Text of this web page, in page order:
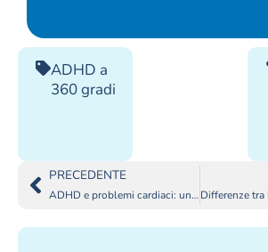
ADHD a
360 gradi
PRECEDENTE
ADHD e problemi cardiaci: un legame da approffondire